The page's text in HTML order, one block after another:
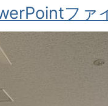
ファ